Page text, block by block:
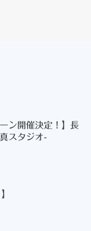
ン開催決定！】長
スタジオ-